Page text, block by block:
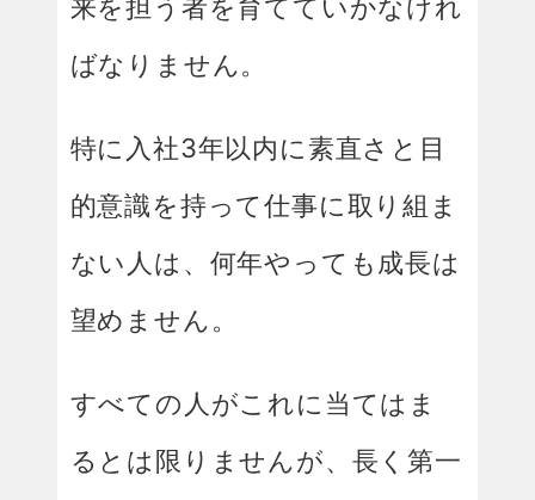
来を担う者を育てていかなけれ
ばなりません。
特に入社3年以内に素直さと目
的意識を持って仕事に取り組ま
ない人は、何年やっても成長は
望めません。
すべての人がこれに当てはま
るとは限りませんが、長く第一